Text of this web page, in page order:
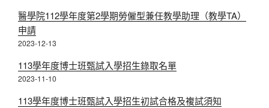
醫學院112學年度第2學期勞僱型兼任教學助理（教學TA）
申請
2023-12-13
113學年度博士班甄試入學招生錄取名單
2023-11-10
113學年度博士班甄試入學招生初試合格及複試須知